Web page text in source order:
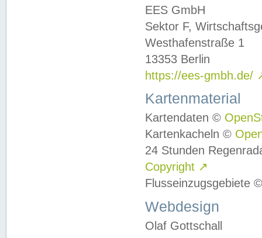
EES GmbH
Sektor F,
Westhafenstraße 1
13353 Berlin
https://ees-gmbh.de/
Kartenmaterial
Kartendaten ©
Kartenkacheln ©
24 Stunden
Copyright ↗
Flusseinzugsgebiete
Webdesign
Olaf Gottschall